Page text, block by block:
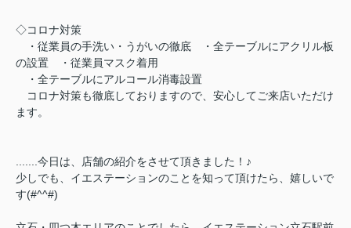
◇コロナ対策
・従業員の手洗い・うがいの徹底 ・全テーブルにアクリル板
の設置 ・従業員マスク着用
・全テーブルにアルコール消毒設置
コロナ対策も徹底しておりますので、安心してご来店いただけ
ます。
.......今日は、店舗の紹介をさせて頂きました！♪
少しでも、イエステーションのことを知って頂けたら、嬉しいで
す(#^^#)